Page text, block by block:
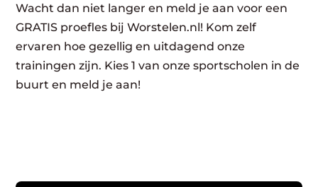
Wacht dan niet langer en meld je aan voor een
GRATIS proefles bij Worstelen.nl! Kom zelf
ervaren hoe gezellig en uitdagend onze
trainingen zijn. Kies 1 van onze sportscholen in de
buurt en meld je aan!